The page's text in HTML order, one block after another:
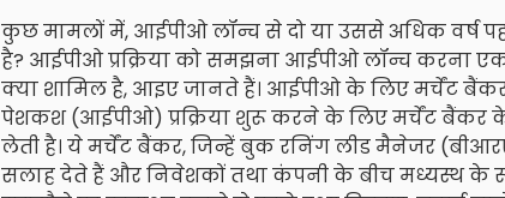
कुछ मामलों में, आईपीओ लॉन्च से दो या उससे अधिक वर्ष
है? आईपीओ प्रक्रिया को समझना आईपीओ लॉन्च करना एक
क्या शामिल है, आइए जानते हैं। आईपीओ के लिए मर्चेंट
पेशकश (आईपीओ) प्रक्रिया शुरू करने के लिए मर्चेंट बैंकर के
लेती है। ये मर्चेंट बैंकर, जिन्हें बुक रनिंग लीड मैनेजर
सलाह देते हैं और निवेशकों तथा कंपनी के बीच मध्यस्थ के